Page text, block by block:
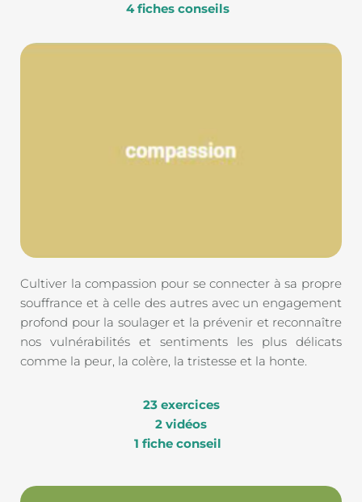
4 fiches conseils
Cultiver la compassion pour se connecter à sa propre
souffrance et à celle des autres avec un engagement
profond pour la soulager et la prévenir et reconnaître
nos vulnérabilités et sentiments les plus délicats
comme la peur, la colère, la tristesse et la honte.
23 exercices
2 vidéos
1 fiche conseil